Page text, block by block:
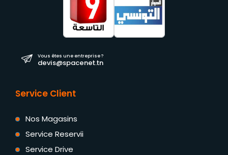
Vous êtes une entreprise ?
devis@spacenet.tn
Service Client
Nos Magasins
Service Reservii
Service Drive